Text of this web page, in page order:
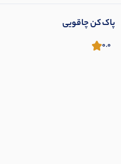
پاک کن چاقویی
0.0